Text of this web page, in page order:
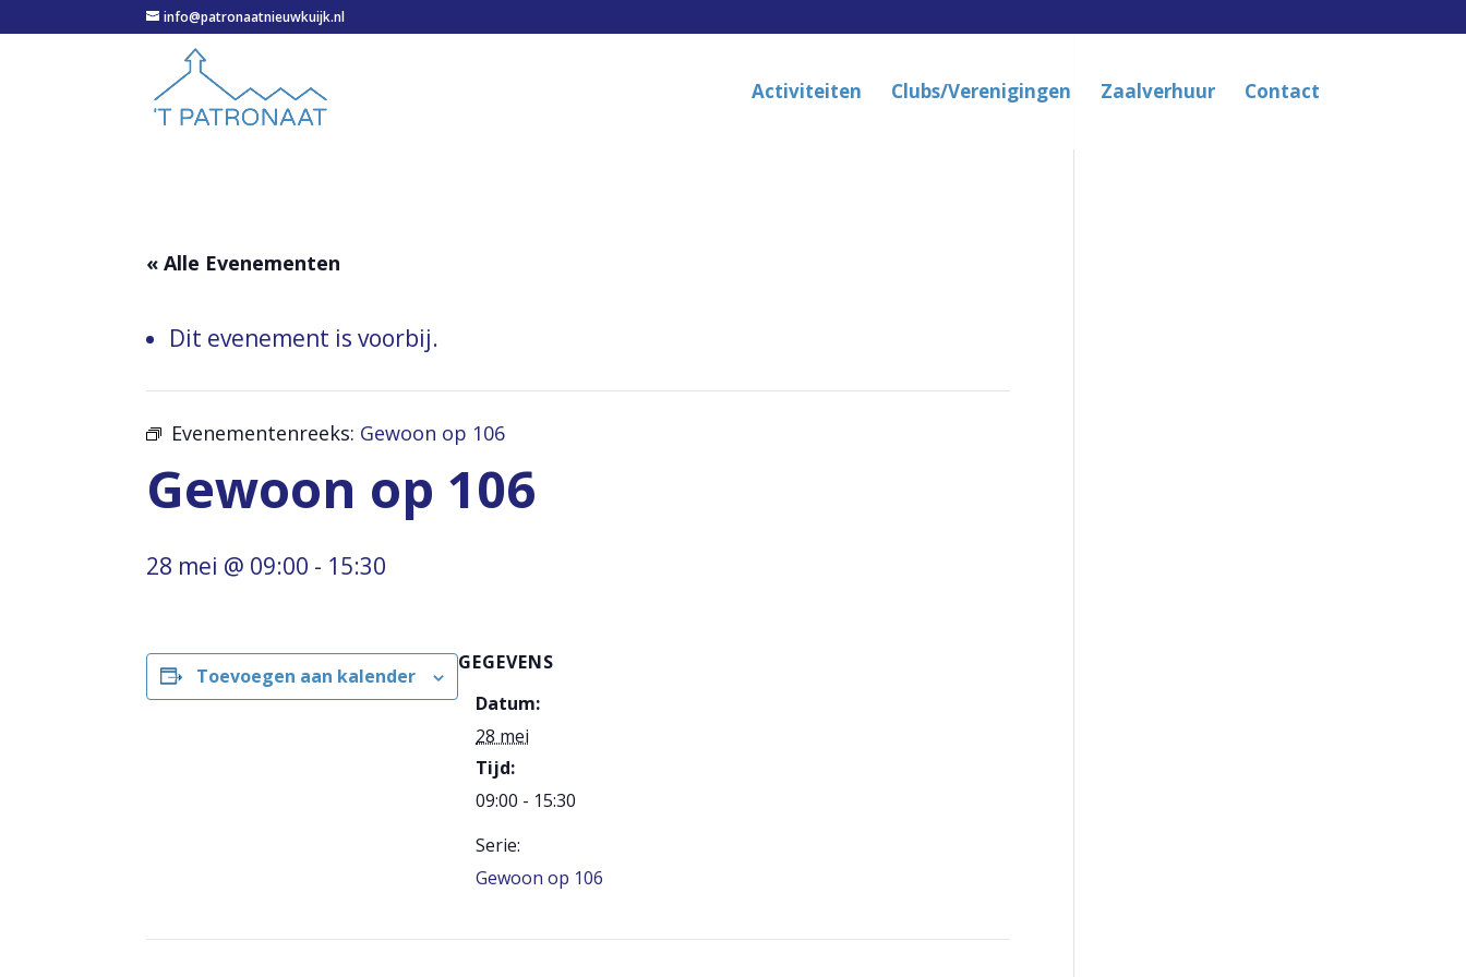
info@patronaatnieuwkuijk.nl
Activiteiten Clubs/Verenigingen Zaalverhuur Contact
« Alle Evenementen
Dit evenement is voorbij.
Evenementenreeks: Gewoon op 106
Gewoon op 106
28 mei @ 09:00 - 15:30
Toevoegen aan kalender
GEGEVENS
Datum:
28 mei
Tijd:
09:00 - 15:30
Serie:
Gewoon op 106